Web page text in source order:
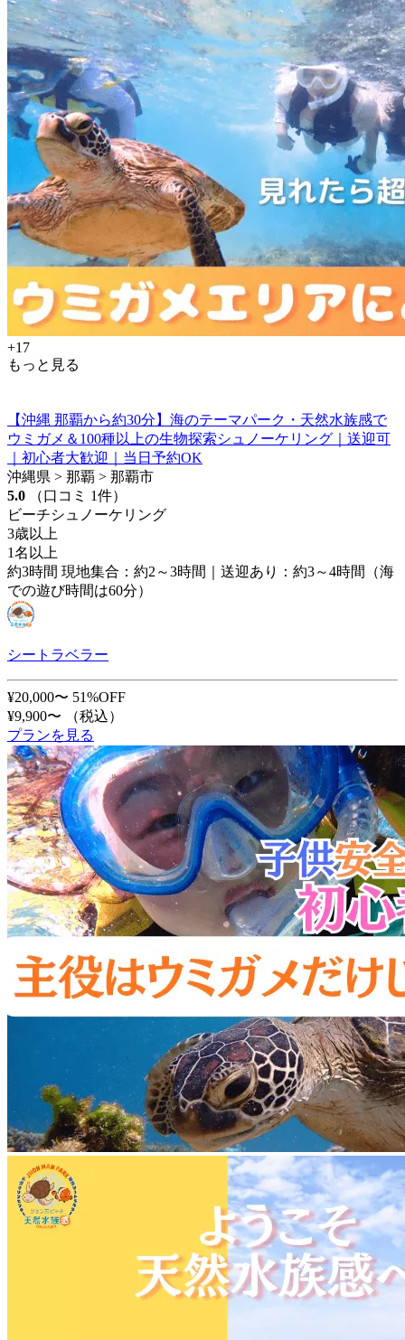
+17
もっと見る
【沖縄 那覇から約30分】海のテーマパーク・天然水族感で
ウミガメ＆100種以上の生物探索シュノーケリング｜送迎可
｜初心者大歓迎｜当日予約OK
沖縄県 > 那覇 > 那覇市
5.0
（口コミ 1件）
ビーチシュノーケリング
3歳以上
1名以上
約3時間 現地集合：約2～3時間｜送迎あり：約3～4時間（海
での遊び時間は60分）
シートラベラー
¥20,000〜 51%OFF
¥9,900〜
（税込）
プランを見る